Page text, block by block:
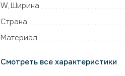
W, Ширина
Страна
Материал
Смотреть все характеристики